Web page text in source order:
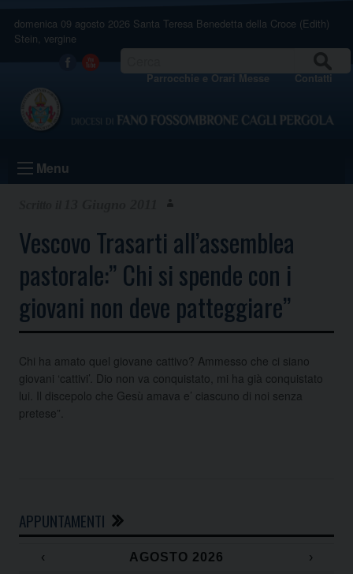
content
domenica 09 agosto 2026 Santa Teresa Benedetta della Croce (Edith)
Stein, vergine
Facebook
Youtube Parrocchie e Orari Messe Contatti
Menu
Vescovo Trasarti all’assemblea
pastorale:” Chi si spende con i
giovani non deve patteggiare”
Chi ha amato quel giovane cattivo? Ammesso che ci siano
giovani ‘cattivi’. Dio non va conquistato, mi ha già conquistato
lui. Il discepolo che Gesù amava e’ ciascuno di noi senza
pretese”.
APPUNTAMENTI
‹ AGOSTO 2026
›